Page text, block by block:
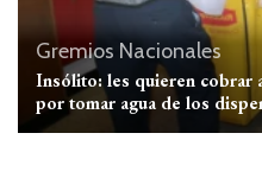
Gremios Nacionales
Insólito: les quieren cobrar
por tomar agua de los